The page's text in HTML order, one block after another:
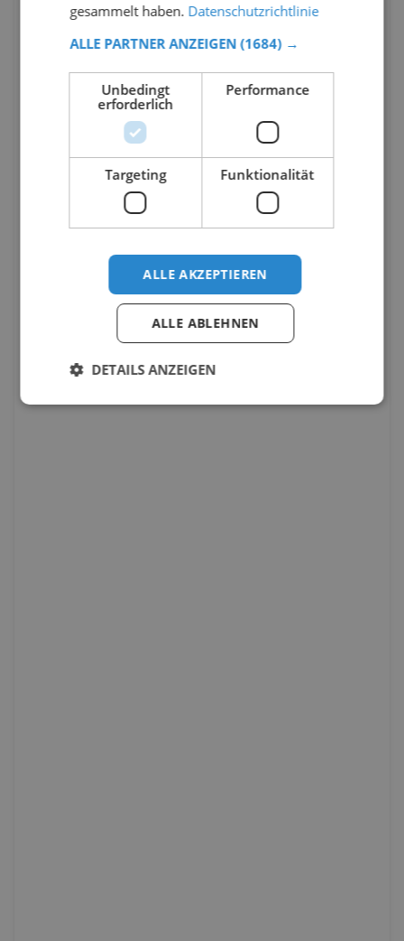
gesammelt haben. Datenschutzrichtlinie
ALLE PARTNER ANZEIGEN (1684) →
Unbedingt
erforderlich
Performance
Targeting Funktionalität
ALLE AKZEPTIEREN
ALLE ABLEHNEN
DETAILS ANZEIGEN